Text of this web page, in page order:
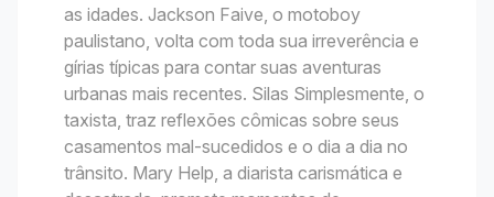
as idades. Jackson Faive, o motoboy
paulistano, volta com toda sua irreverência e
gírias típicas para contar suas aventuras
urbanas mais recentes. Silas Simplesmente, o
taxista, traz reflexões cômicas sobre seus
casamentos mal-sucedidos e o dia a dia no
trânsito. Mary Help, a diarista carismática e